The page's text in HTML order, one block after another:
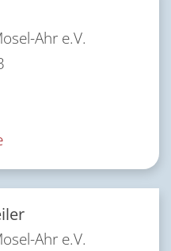
Ahr e.V.
Ahr e.V.